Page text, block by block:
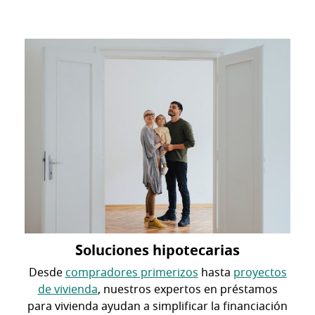
Soluciones hipotecarias
Desdecompradores primerizoshasta proyectos
de vivienda, nuestros expertos en préstamos
para vivienda ayudan a simplificar la financiación